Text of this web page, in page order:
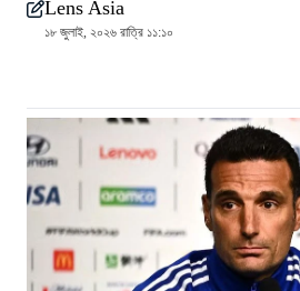
Lens Asia
১৮ জুলাই, ২০২৬ রাত্রি ১১:১০